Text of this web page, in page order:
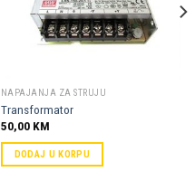
NAPAJANJA ZA STRUJU
Transformator
50,00 KM
DODAJ U KORPU